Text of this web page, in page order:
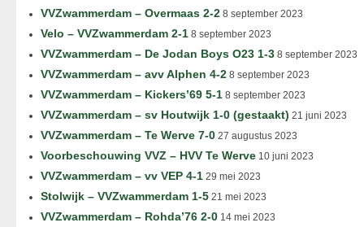
VVZwammerdam – Overmaas 2-2 8 september 2023
Velo – VVZwammerdam 2-1 8 september 2023
VVZwammerdam – De Jodan Boys O23 1-3 8 september 2023
VVZwammerdam – avv Alphen 4-2 8 september 2023
VVZwammerdam – Kickers’69 5-1 8 september 2023
VVZwammerdam – sv Houtwijk 1-0 (gestaakt) 21 juni 2023
VVZwammerdam – Te Werve 7-0 27 augustus 2023
Voorbeschouwing VVZ – HVV Te Werve 10 juni 2023
VVZwammerdam – vv VEP 4-1 29 mei 2023
Stolwijk – VVZwammerdam 1-5 21 mei 2023
VVZwammerdam – Rohda’76 2-0 14 mei 2023